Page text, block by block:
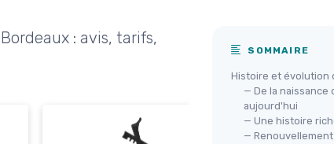
: avis, tarifs,
SOMMAIRE
Histoire et évolution
— De la naissance
aujourd'hui
— Une histoire
—